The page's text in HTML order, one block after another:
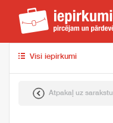
Visi iepirkumi
Atpakaļ uz sarakstu